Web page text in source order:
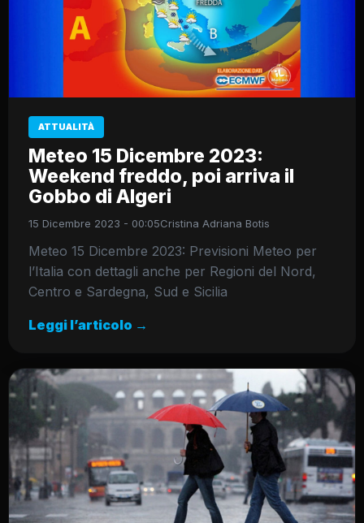
ATTUALITÀ
Meteo 15 Dicembre 2023:
Weekend freddo, poi arriva il
Gobbo di Algeri
15 Dicembre 2023 - 00:05Cristina Adriana Botis
Meteo 15 Dicembre 2023: Previsioni Meteo per
l’Italia con dettagli anche per Regioni del Nord,
Centro e Sardegna, Sud e Sicilia
Leggi l’articolo →